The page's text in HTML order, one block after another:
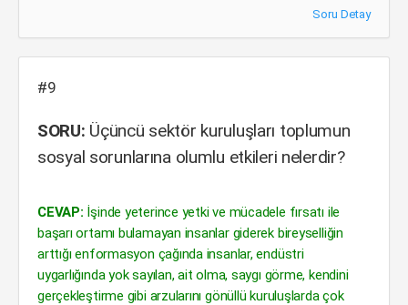
Soru Detay
#9
SORU: Üçüncü sektör kuruluşları toplumun
sosyal sorunlarına olumlu etkileri nelerdir?
CEVAP: İşinde yeterince yetki ve mücadele fırsatı ile
başarı ortamı bulamayan insanlar giderek bireyselliğin
arttığı enformasyon çağında insanlar, endüstri
uygarlığında yok sayılan, ait olma, saygı görme, kendini
gerçekleştirme gibi arzularını gönüllü kuruluşlarda çok